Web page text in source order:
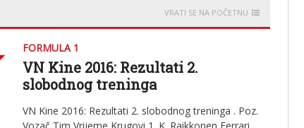
VRATI SE NA POČETNU
FORMULA 1
VN Kine 2016: Rezultati 2.
slobodnog treninga
VN Kine 2016: Rezultati 2. slobodnog treninga . Poz.